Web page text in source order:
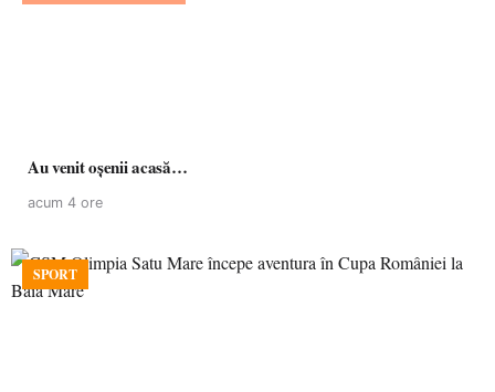
Au venit oșenii acasă…
acum 4 ore
SPORT